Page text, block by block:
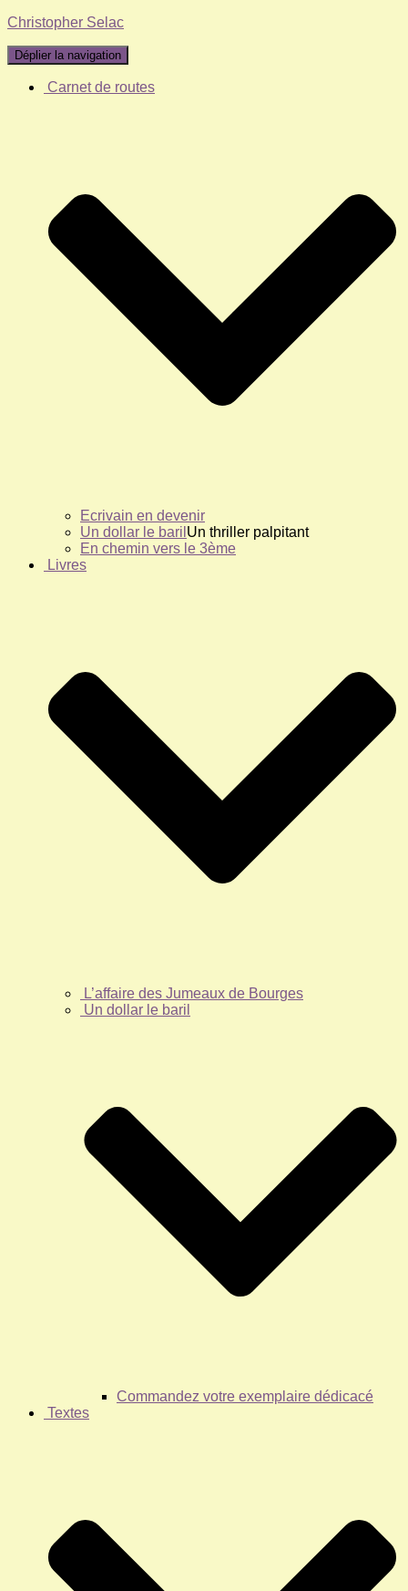
Christopher Selac
Déplier la navigation
Carnet de routes
Ecrivain en devenir
Un dollar le baril Un thriller palpitant
En chemin vers le 3ème
Livres
L’affaire des Jumeaux de Bourges
Un dollar le baril
Commandez votre exemplaire dédicacé
Textes